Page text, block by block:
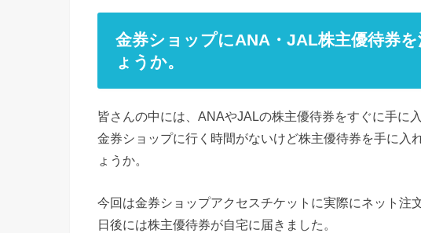
金券ショップにANA・JAL株主優待券
ょうか。
皆さんの中には、ANAやJALの株主優待券をすぐに手に
金券ショップに行く時間がないけど株主優待券を手に入
ょうか。
今回は金券ショップアクセスチケットに実際にネット注
日後には株主優待券が自宅に届きました。